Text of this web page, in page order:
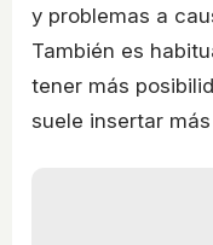
y problemas a
También es
tener más
suele insertar